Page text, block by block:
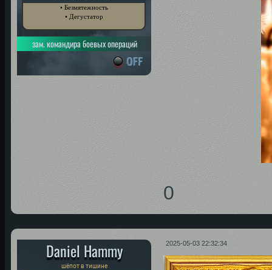
• Безмятежность
• Дегустатор
зам. командира боевых операций
0
2025-05-03 22:32:34
Daniel Hammy
шёпот в тишине